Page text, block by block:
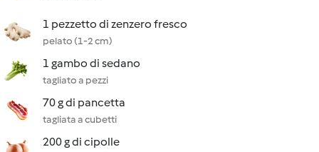
1 pezzetto di zenzero fresco
pelato (1-2 cm)
1 gambo di sedano
tagliato a pezzi
70 g di pancetta
tagliata a cubetti
200 g di cipolle